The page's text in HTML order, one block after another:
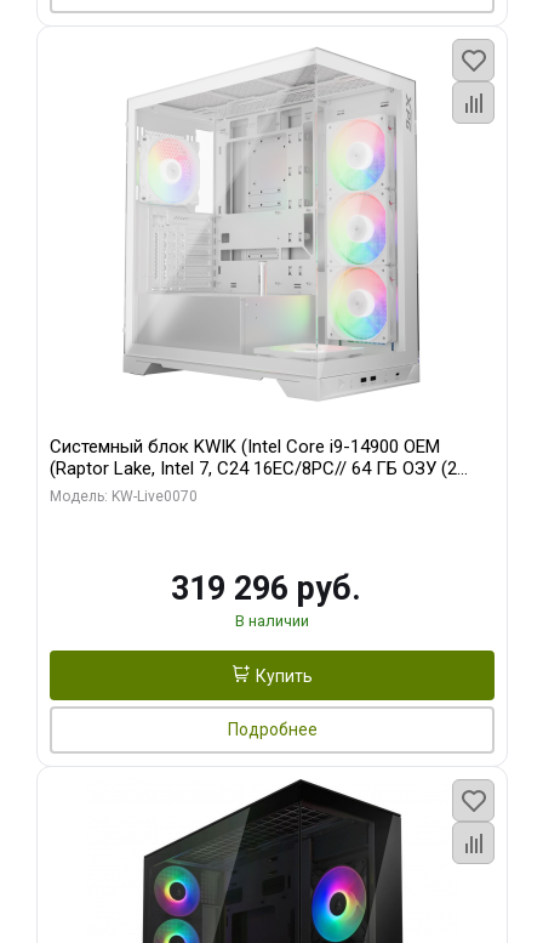
Системный блок KWIK (Intel Core i9-14900 OEM
(Raptor Lake, Intel 7, C24 16EC/8PC// 64 ГБ ОЗУ (2
модуля)/ Gigabyte RTX5080 XTREME WATERFORCE
Модель: KW-Live0070
319 296 руб.
В наличии
Купить
Подробнее